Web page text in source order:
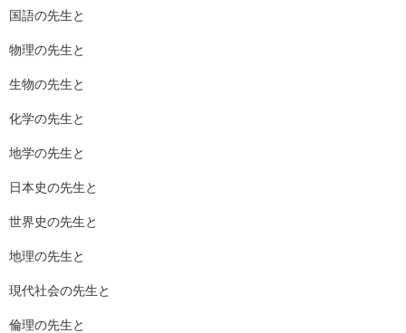
国語の先生と
物理の先生と
生物の先生と
化学の先生と
地学の先生と
日本史の先生と
世界史の先生と
地理の先生と
現代社会の先生と
倫理の先生と